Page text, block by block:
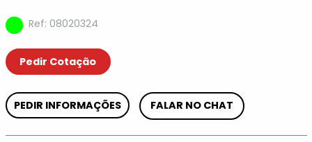
Ref: 08020324
Pedir Cotação
PEDIR INFORMAÇÕES FALAR NO CHAT